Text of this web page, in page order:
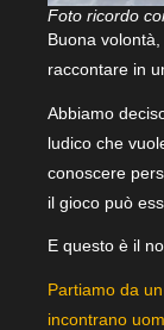
Foto ricordo
Buona
raccontare in
Abbiamo
ludico che
conoscere
il gioco può
E questo è il
Partiamo da
incontrano